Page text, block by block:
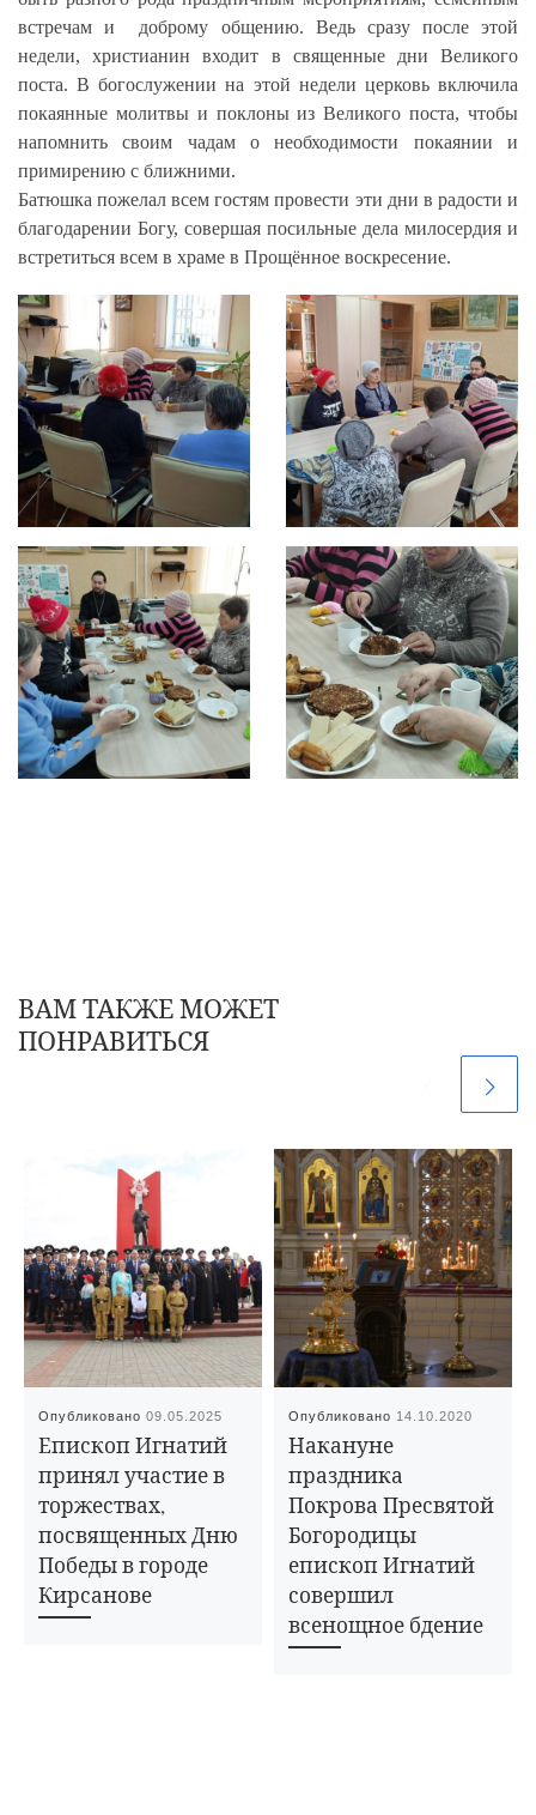
встречам и доброму общению. Ведь сразу после этой
недели, христианин входит в священные дни Великого
поста. В богослужении на этой недели церковь включила
покаянные молитвы и поклоны из Великого поста, чтобы
напомнить своим чадам о необходимости покаянии и
примирению с ближними.
Батюшка пожелал всем гостям провести эти дни в радости и
благодарении Богу, совершая посильные дела милосердия и
встретиться всем в храме в Прощённое воскресение.
ВАМ ТАКЖЕ МОЖЕТ
ПОНРАВИТЬСЯ
Опубликовано09.05.2025
Епископ Игнатий
принял участие в
торжествах,
посвященных Дню
Победы в городе
Кирсанове
Опубликовано 14.10.2020
Накануне
праздника
Покрова Пресвятой
Богородицы
епископ Игнатий
совершил
всенощное бдение